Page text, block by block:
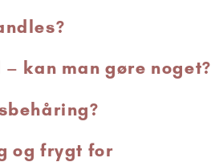
kan man gøre noget?
og frygt for